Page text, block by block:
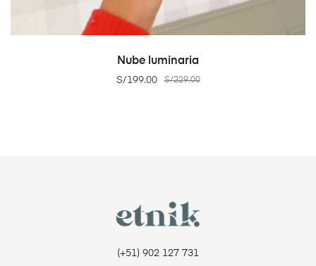
ADD TO CART
Nube luminaria
S/229.00
S/199.00
(+51) 902 127 731‬